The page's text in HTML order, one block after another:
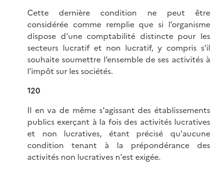
Cette dernière condition ne peut être
considérée comme remplie que si l’organisme
dispose d’une comptabilité distincte pour les
secteurs lucratif et non lucratif, y compris s'il
souhaite soumettre l’ensemble de ses activités à
l’impôt sur les sociétés.
120
Il en va de même s'agissant des établissements
publics exerçant à la fois des activités lucratives
et non lucratives, étant précisé qu'aucune
condition tenant à la prépondérance des
activités non lucratives n'est exigée.